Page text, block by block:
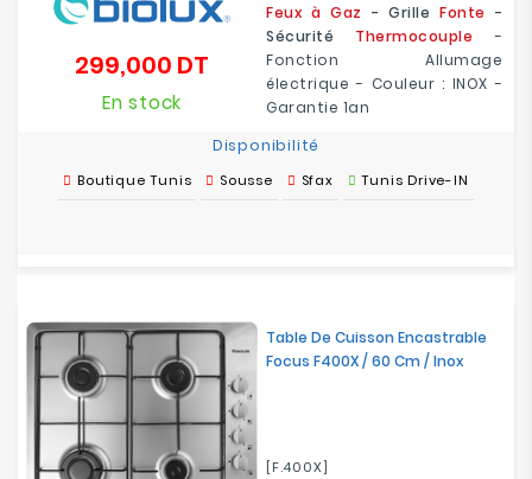
Feux à Gaz - GrilleFonte -
Sécurité Thermocouple
-
Fonction Allumage
électrique - Couleur : INOX -
Garantie 1an
299,000 DT
En stock
Disponibilité
Boutique Tunis Sousse Sfax Tunis Drive-IN
Table De Cuisson Encastrable
Focus F400X / 60 Cm / Inox
[F.400X]